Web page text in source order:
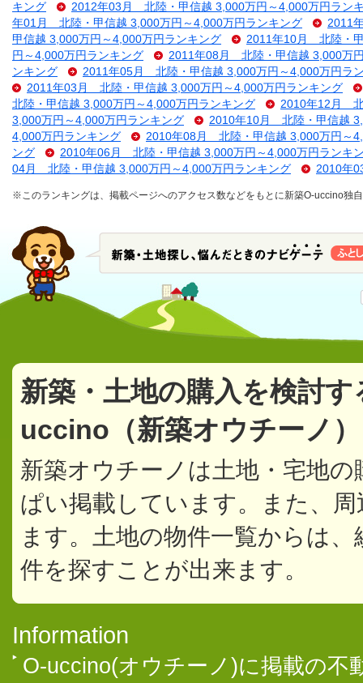
キング
2012年03月 北陸・甲信越 3,000万円～4,000万円ラン
年01月 北陸・甲信越 3,000万円～4,000万円ランキング
2011
甲信越 3,000万円～4,000万円ランキング
2011年10月 北陸・
円～4,000万円ランキング
2011年08月 北陸・甲信越 3,000万
ンキング
2011年05月 北陸・甲信越 3,000万円～4,000万円ラ
2011年03月 北陸・甲信越 3,000万円～4,000万円ランキング
北陸・甲信越 3,000万円～4,000万円ランキング
2010年12月 北
3,000万円～4,000万円ランキング
2010年10月 北陸・甲信越
4,000万円ランキング
2010年08月 北陸・甲信越 3,000万円～
ング
2010年06月 北陸・甲信越 3,000万円～4,000万円ランキ
04月 北陸・甲信越 3,000万円～4,000万円ランキング
2010年
※このランキングは、掲載ページへのアクセス数などをもとに新築O-uccino独
新築・土地の購入を検討
uccino（新築オウチーノ
新築オウチーノは土地・宅地
ぱい掲載しています。また、
ます。土地の物件一覧からは
件を探すことが出来ます。
Information
O-uccino(オウチーノ)に掲載の不